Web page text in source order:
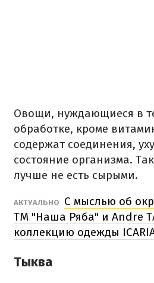
Овощи, нуждающиеся в
обработке, кроме
содержат соединения,
состояние организма.
лучше не есть сырыми.
АКТУАЛЬНО
С мыслью об
ТМ "Наша Ряба" и Andre
коллекцию одежды
Тыква